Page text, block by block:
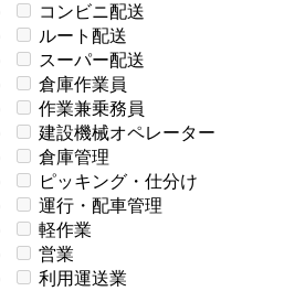
コンビニ配送
ルート配送
スーパー配送
倉庫作業員
作業兼乗務員
建設機械オペレーター
倉庫管理
ピッキング・仕分け
運行・配車管理
軽作業
営業
利用運送業